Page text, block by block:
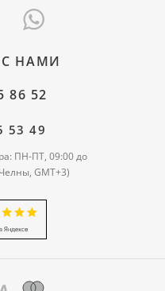
С НАМИ
86 52
53 49
ПН-ПТ, 09:00 до
GMT+3)